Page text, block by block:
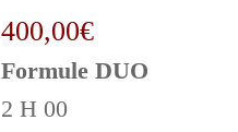
400,00€
Formule DUO
2 H 00